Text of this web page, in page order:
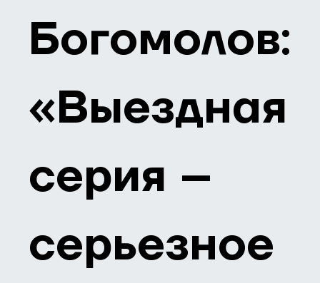
Богомолов:
«Выездная
серия –
серьезное